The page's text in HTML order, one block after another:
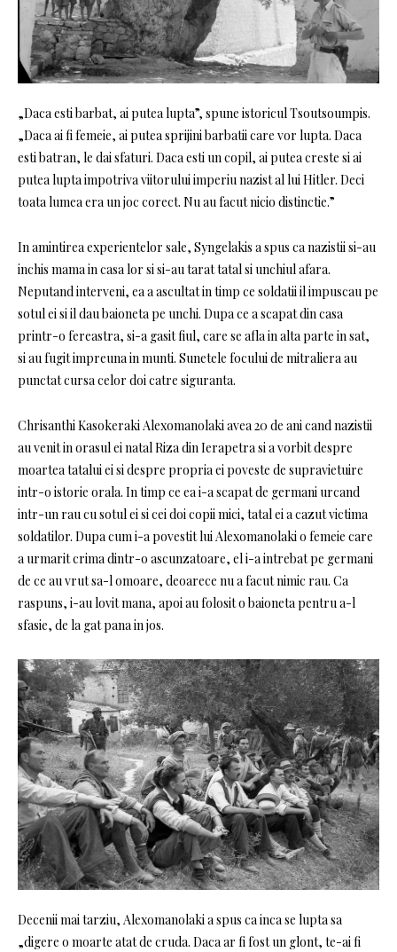
„Daca esti barbat, ai putea lupta”, spune istoricul Tsoutsoumpis.
„Daca ai fi femeie, ai putea sprijini barbatii care vor lupta. Daca
esti batran, le dai sfaturi. Daca esti un copil, ai putea creste si ai
putea lupta impotriva viitorului imperiu nazist al lui Hitler. Deci
toata lumea era un joc corect. Nu au facut nicio distinctie.”
In amintirea experientelor sale, Syngelakis a spus ca nazistii si-au
inchis mama in casa lor si si-au tarat tatal si unchiul afara.
Neputand interveni, ea a ascultat in timp ce soldatii il impuscau pe
sotul ei si il dau baioneta pe unchi. Dupa ce a scapat din casa
printr-o fereastra, si-a gasit fiul, care se afla in alta parte in sat,
si au fugit impreuna in munti. Sunetele focului de mitraliera au
punctat cursa celor doi catre siguranta.
Chrisanthi Kasokeraki Alexomanolaki avea 20 de ani cand nazistii
au venit in orasul ei natal Riza din Ierapetra si a vorbit despre
moartea tatalui ei si despre propria ei poveste de supravietuire
intr-o istorie orala. In timp ce ea i-a scapat de germani urcand
intr-un rau cu sotul ei si cei doi copii mici, tatal ei a cazut victima
soldatilor. Dupa cum i-a povestit lui Alexomanolaki o femeie care
a urmarit crima dintr-o ascunzatoare, el i-a intrebat pe germani
de ce au vrut sa-l omoare, deoarece nu a facut nimic rau. Ca
raspuns, i-au lovit mana, apoi au folosit o baioneta pentru a-l
sfasie, de la gat pana in jos.
Decenii mai tarziu, Alexomanolaki a spus ca inca se lupta sa
„digere o moarte atat de cruda. Daca ar fi fost un glont, te-ai fi